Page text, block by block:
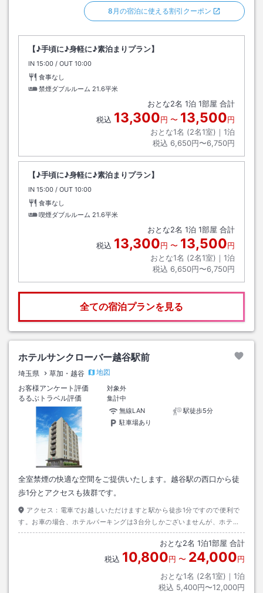
8月の宿泊に使える割引クーポン
【♪手頃に♪身軽に♪素泊まりプラン】
IN チェックイン
15:00 / OUT チェックアウト
10:00
食事なし
禁煙ダブルルーム 21.6平米
おとな2名 1泊 1部屋 合計
税込 13,300円 〜 13,500円
おとな1名 (2名1室)｜ 1泊
税込 6,650円〜6,750円
【♪手頃に♪身軽に♪素泊まりプラン】
IN チェックイン
15:00 / OUT チェックアウト
10:00
食事なし
喫煙ダブルルーム 21.6平米
おとな2名 1泊 1部屋 合計
税込 13,300円 〜 13,500円
おとな1名 (2名1室)｜ 1泊
税込 6,650円〜6,750円
全ての宿泊プランを見る
ホテルサンクローバー越谷駅前
埼玉県 草加・越谷
地図
お客様アンケート評価
対象外
るるぶトラベル評価
集計中
無線LAN
駅徒歩5分
駐車場あり
全室禁煙の快適な空間をご提供いたします。越谷駅の西口から徒
歩1分とアクセスも抜群です。
アクセス： 電車でお越しいただけますと駅から徒歩1分ですので便利で
す。お車の場合、ホテルパーキングは3台分しかございませんが、ホテル
の周りにコインパーキングが多数ございます。
おとな2名 1泊1部屋 合計
税込 10,800円 〜 24,000円
おとな1名 (2名1室)｜ 1泊
税込 5,400円〜12,000円